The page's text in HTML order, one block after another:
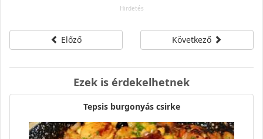
Előző Következő
Ezek is érdekelhetnek
Tepsis burgonyás csirke